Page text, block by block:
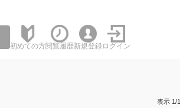
初めての方閲覧履歴新規登録 ログイン
表示 1/